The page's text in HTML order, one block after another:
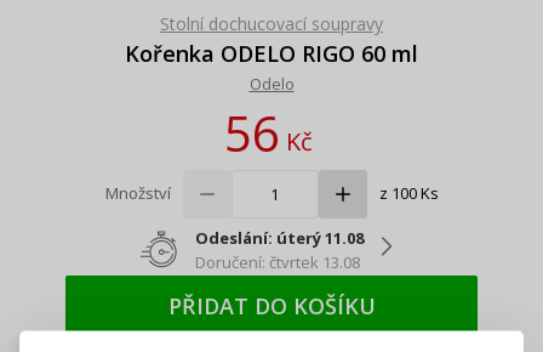
Stolní dochucovací soupravy
Kořenka ODELO RIGO 60 ml
Odelo
56Kč
Množství z 100 Ks
Odeslání: úterý 11.08
Doručení: čtvrtek 13.08
PŘIDAT DO KOŠÍKU
PŘIHLÁŠENÍ REGISTRACE